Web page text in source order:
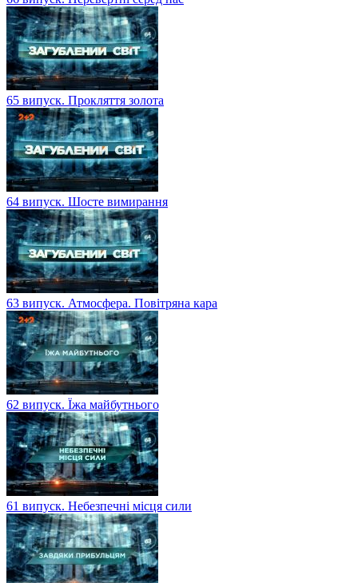
65 випуск. Прокляття золота
64 випуск. Шосте вимирання
63 випуск. Атмосфера. Повітряна кара
62 випуск. Їжа майбутнього
61 випуск. Небезпечні місця сили